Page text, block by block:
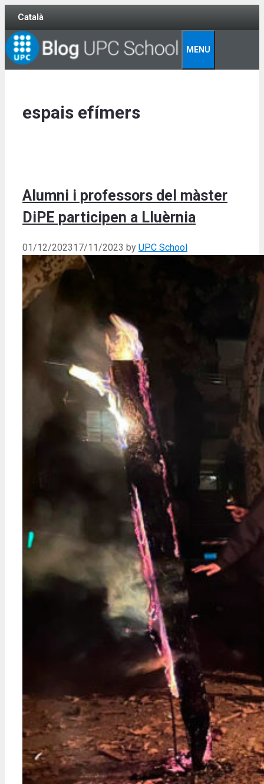
Skip
content
Català
MENU
espais efímers
Alumni i professors del màster
DiPE participen a Lluèrnia
01/12/202317/11/2023 by UPC School